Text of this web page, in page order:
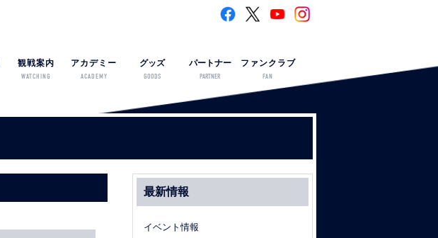
観戦案内
WATCHING
アカデミー
ACADEMY
グッズ
GOODS
パートナー
PARTNER
ファンクラブ
FAN
最新情報
イベント情報